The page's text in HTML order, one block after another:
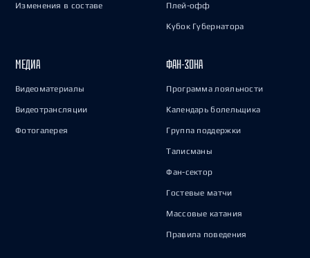
Изменения в составе Плей-офф
Кубок Губернатора
МЕДИА
Видеоматериалы
Видеотрансляции
Фотогалерея
ФАН-ЗОНА
Программа лояльности
Календарь болельщика
Группа поддержки
Талисманы
Фан-сектор
Гостевые матчи
Массовые катания
Правила поведения